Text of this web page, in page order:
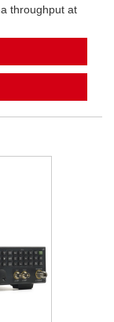
throughput at